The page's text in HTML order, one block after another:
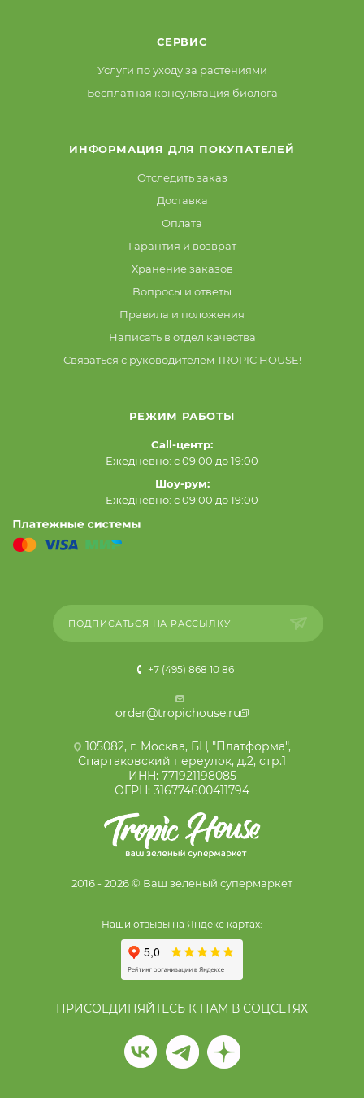
СЕРВИС
Услуги по уходу за растениями
Бесплатная консультация биолога
ИНФОРМАЦИЯ ДЛЯ ПОКУПАТЕЛЕЙ
Отследить заказ
Доставка
Оплата
Гарантия и возврат
Хранение заказов
Вопросы и ответы
Правила и положения
Написать в отдел качества
Связаться с руководителем TROPIC HOUSE!
РЕЖИМ РАБОТЫ
Call-центр:
Ежедневно: с 09:00 до 19:00
Шоу-рум:
Ежедневно: с 09:00 до 19:00
ПОДПИСАТЬСЯ НА РАССЫЛКУ
+7 (495) 868 10 86
order@tropichouse.ru
105082, г. Москва, БЦ "Платформа",
Спартаковский переулок, д.2, стр.1
ИНН: 771921198085
ОГРН: 316774600411794
2016 - 2026 © Ваш зеленый супермаркет
Наши отзывы на Яндекс картах:
ПРИСОЕДИНЯЙТЕСЬ К НАМ В СОЦСЕТЯХ